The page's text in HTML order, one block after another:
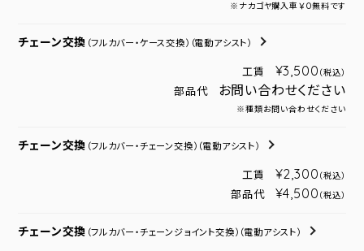
※ナカゴヤ購入車￥０無料です
チェーン交換 （フルカバー・ケース交換） （電動アシスト）
工賃 ¥3,500 （税込）
部品代 お問い合わせください
※種類お問い合わせください
チェーン交換 （フルカバー・チェーン交換） （電動アシスト）
工賃 ¥2,300 （税込）
部品代 ¥4,500 （税込）
チェーン交換 （フルカバー・チェーンジョイント交換） （電動アシスト）